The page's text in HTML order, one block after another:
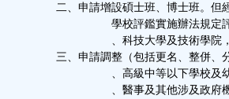
二、申請增設碩士班、博士班。但經
學校評鑑實施辦法規定評鑑完
、科技大學及技術學院，其增
三、申請調整（包括更名、整併、分
、高級中等以下學校及幼稚園
、醫事及其他涉及政府機關訂